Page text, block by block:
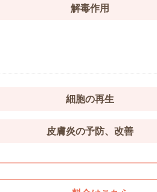
解毒作用
細胞の再生
皮膚炎の予防、改善